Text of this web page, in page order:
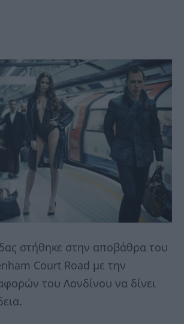
στήθηκε στην αποβάθρα του
Court Road με την
του Λονδίνου να δίνει